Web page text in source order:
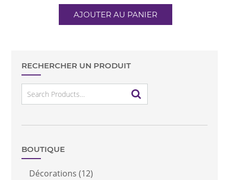
AJOUTER AU PANIER
RECHERCHER UN PRODUIT
Search
for:
BOUTIQUE
Décorations (12)